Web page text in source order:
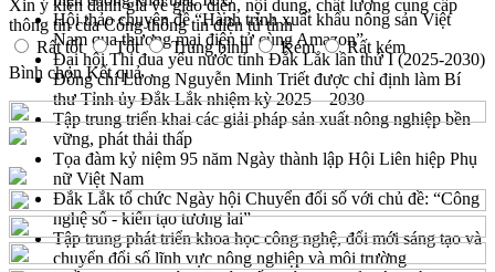
Hội thảo chuyên đề “Hành trình xuất khẩu nông sản Việt
Nam qua thương mại điện tử cùng Amazon”
Đại hội Thi đua yêu nước tỉnh Đắk Lắk lần thứ I (2025-2030)
Đồng chí Lương Nguyễn Minh Triết được chỉ định làm Bí
thư Tỉnh ủy Đắk Lắk nhiệm kỳ 2025 – 2030
Tập trung triển khai các giải pháp sản xuất nông nghiệp bền
vững, phát thải thấp
Tọa đàm kỷ niệm 95 năm Ngày thành lập Hội Liên hiệp Phụ
nữ Việt Nam
Đắk Lắk tổ chức Ngày hội Chuyển đổi số với chủ đề: “Công
nghệ số - kiến tạo tương lai”
Tập trung phát triển khoa học công nghệ, đổi mới sáng tạo và
chuyển đổi số lĩnh vực nông nghiệp và môi trường
Xin ý kiến đánh giá về giao diện, nội dung, chất lượng cung cấp
thông tin của Cổng thông tin điện tử tỉnh
Rất tốt
Tốt Trung bình Kém
Rất kém
Bình chọnKết quả